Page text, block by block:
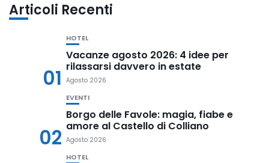
Articoli Recenti
01
HOTEL
Vacanze agosto 2026: 4 idee per
rilassarsi davvero in estate
Agosto 2026
02
EVENTI
Borgo delle Favole: magia, fiabe e
amore al Castello di Colliano
Agosto 2026
HOTEL